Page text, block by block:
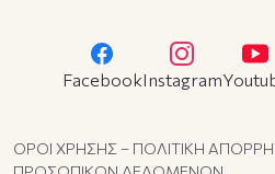
FacebookInstagram
ΟΡΟΙ ΧΡΗΣΗΣ – ΠΟΛΙΤΙΚΗ